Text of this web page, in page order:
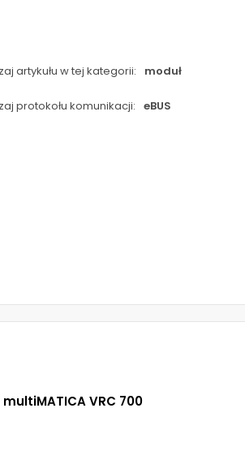
artykułu w tej kategorii: moduł
protokołu komunikacji: eBUS
multiMATICA VRC 700